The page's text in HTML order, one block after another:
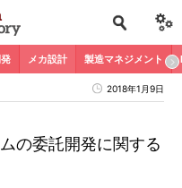
メカ設計 製造マネジメント
2018年1月9日
の委託開発に関する